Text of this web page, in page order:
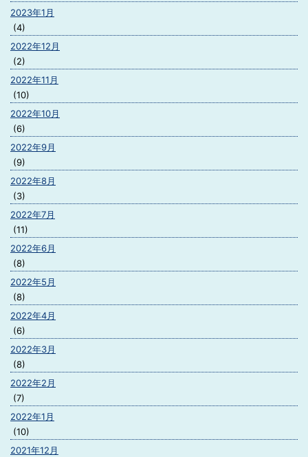
2023年1月
(4)
2022年12月
(2)
2022年11月
(10)
2022年10月
(6)
2022年9月
(9)
2022年8月
(3)
2022年7月
(11)
2022年6月
(8)
2022年5月
(8)
2022年4月
(6)
2022年3月
(8)
2022年2月
(7)
2022年1月
(10)
2021年12月